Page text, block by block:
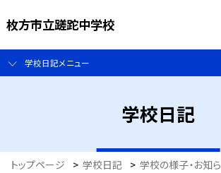
枚方市立蹉跎中学校
学校日記メニュー
学校日記
トップページ > 学校日記 > 学校の様子・お知